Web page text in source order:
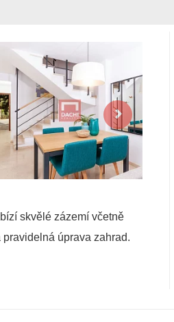
skvělé zázemí včetně
úprava zahrad.